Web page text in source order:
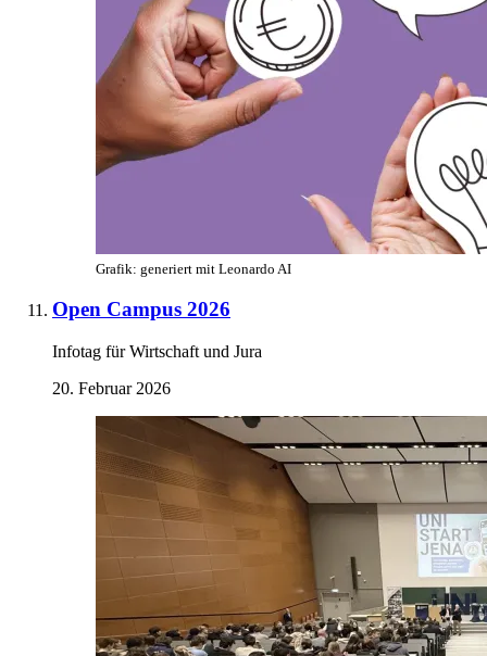
Grafik: generiert mit Leonardo AI
Open Campus 2026
Infotag für Wirtschaft und Jura
20. Februar 2026